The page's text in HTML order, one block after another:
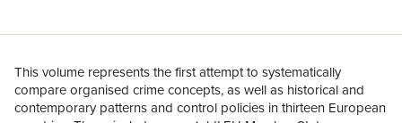
This volume represents the first attempt to systematically
compare organised crime concepts, as well as historical and
contemporary patterns and control policies in thirteen European